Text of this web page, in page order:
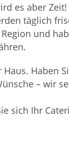
es aber
täglich
und
Haben
– wir
sich Ihr